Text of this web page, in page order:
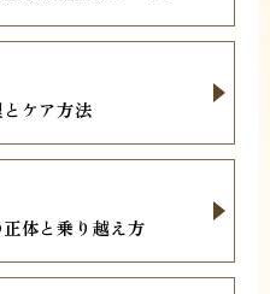
ケア方法
体と乗り越え方